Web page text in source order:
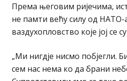
Према његовим ријечима,
не памти већу силу од
ваздухопловство које јој се
„Ми нигдје нисмо побјегли.
сем нас нема ко да брани